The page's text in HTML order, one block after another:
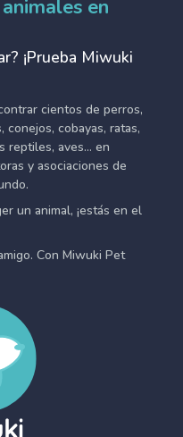
en
¡Prueba Miwuki
cientos de perros,
cobayas, ratas,
reptiles, aves... en
y asociaciones de
un animal, ¡estás en el
Con Miwuki Pet